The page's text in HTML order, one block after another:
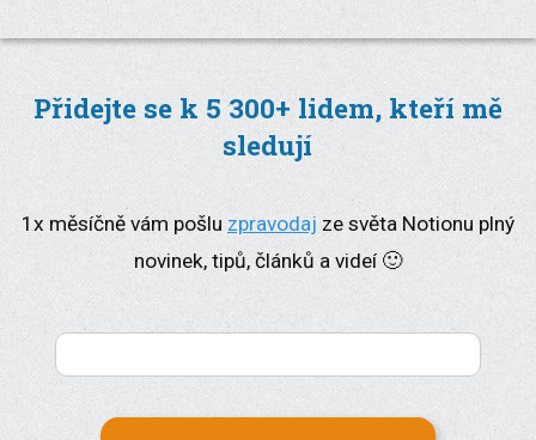
Přidejte se k 5 300+ lidem, kteří mě
sledují
1x měsíčně vám pošlu zpravodaj ze světa Notionu plný
novinek, tipů, článků a videí 🙂